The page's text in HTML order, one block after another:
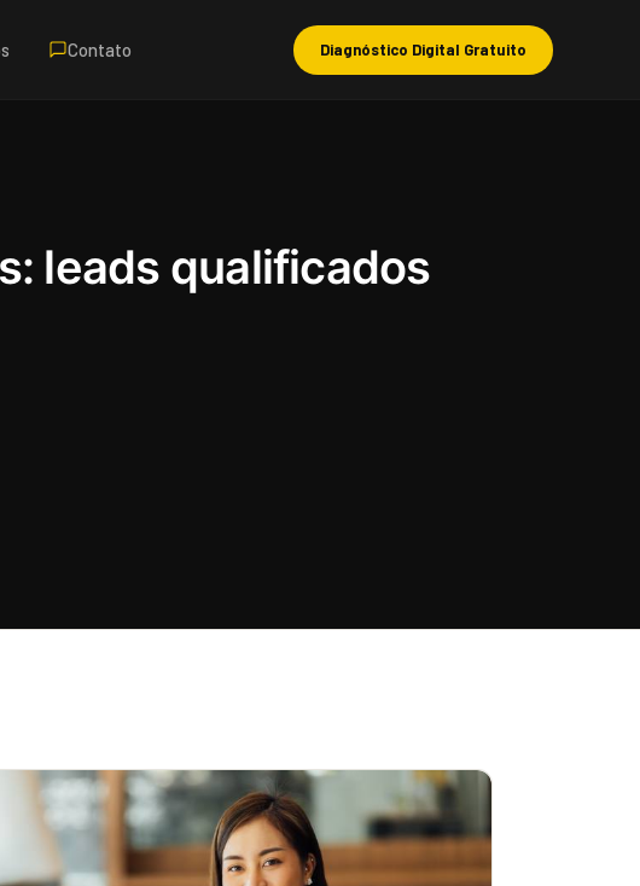
Contato Diagnóstico Digital Gratuito
leads qualificados